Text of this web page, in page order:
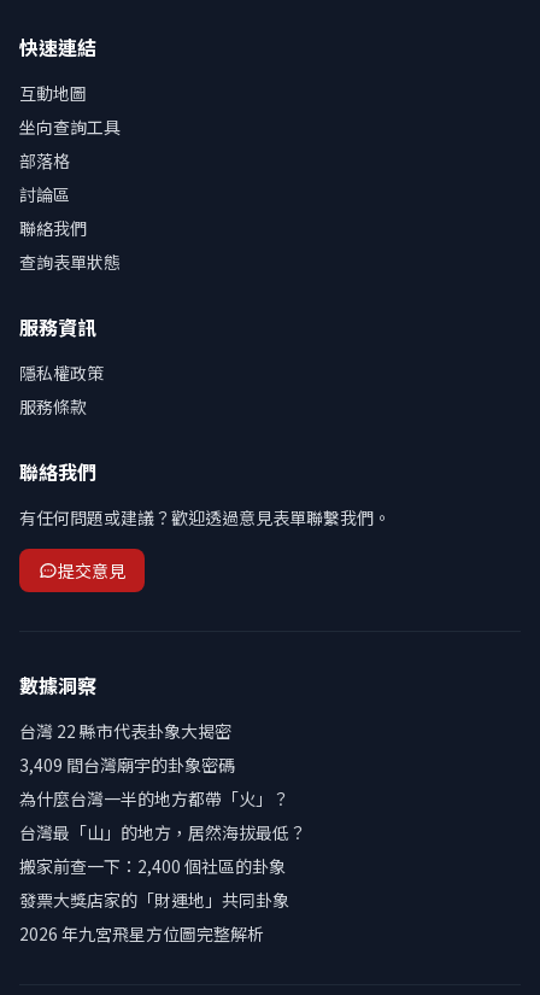
快速連結
互動地圖
坐向查詢工具
部落格
討論區
聯絡我們
查詢表單狀態
服務資訊
隱私權政策
服務條款
聯絡我們
有任何問題或建議？歡迎透過意見表單聯繫我們。
提交意見
數據洞察
台灣 22 縣市代表卦象大揭密
3,409 間台灣廟宇的卦象密碼
為什麼台灣一半的地方都帶「火」？
台灣最「山」的地方，居然海拔最低？
搬家前查一下：2,400 個社區的卦象
發票大獎店家的「財運地」共同卦象
2026 年九宮飛星方位圖完整解析